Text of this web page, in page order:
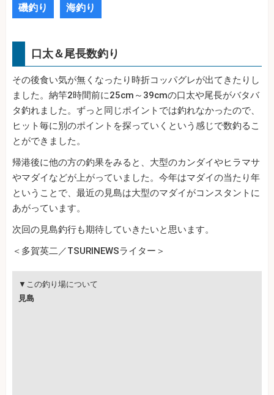
磯釣り 海釣り
口太＆尾長数釣り
その後食い気が無くなったり時折コッパグレが出てきたりし
ました。納竿2時間前に25cm～39cmの口太や尾長がバタバ
タ釣れました。ずっと同じポイントでは釣れなかったので、
ヒット毎に別のポイントを探っていくという感じで数釣るこ
とができました。
帰港後に他の方の釣果をみると、大型のカンダイやヒラマサ
やマダイなどが上がっていました。今年はマダイの当たり年
ということで、最近の見島は大型のマダイがコンスタントに
あがっています。
次回の見島釣行も期待していきたいと思います。
＜多賀英二／TSURINEWSライター＞
▼この釣り場について
見島